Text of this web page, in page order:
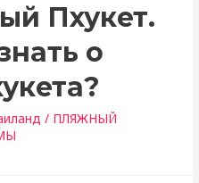
Пхукет.
о
/ ПЛЯЖНЫЙ